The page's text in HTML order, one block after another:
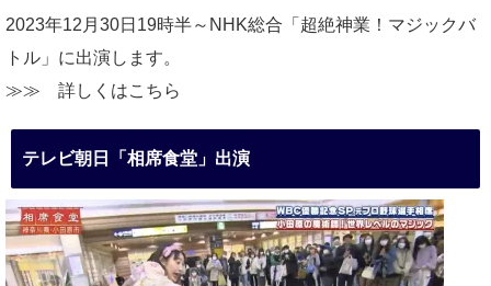
2023年12月30日19時半～NHK総合「超絶神業！マジックバ
トル」に出演します。
≫≫ 詳しくはこちら
テレビ朝日「相席食堂」出演